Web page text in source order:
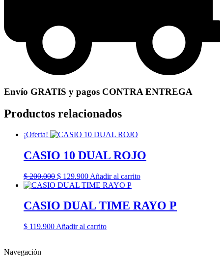
Envío GRATIS y pagos CONTRA ENTREGA
Productos relacionados
¡Oferta!
CASIO 10 DUAL ROJO
$200.000 El
precio
era:
$ 200.000.
$ 129.900El
precio
es:
$ 129.900.
Añadir al carrito
CASIO DUAL TIME RAYO P
$ 119.900 Añadir al carrito
Navegación